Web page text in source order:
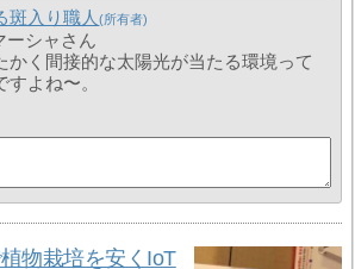
斑入り職人
ーシャさん
かく間接的な太陽光が当たる環境って
よね〜。
物栽培を安くIoT